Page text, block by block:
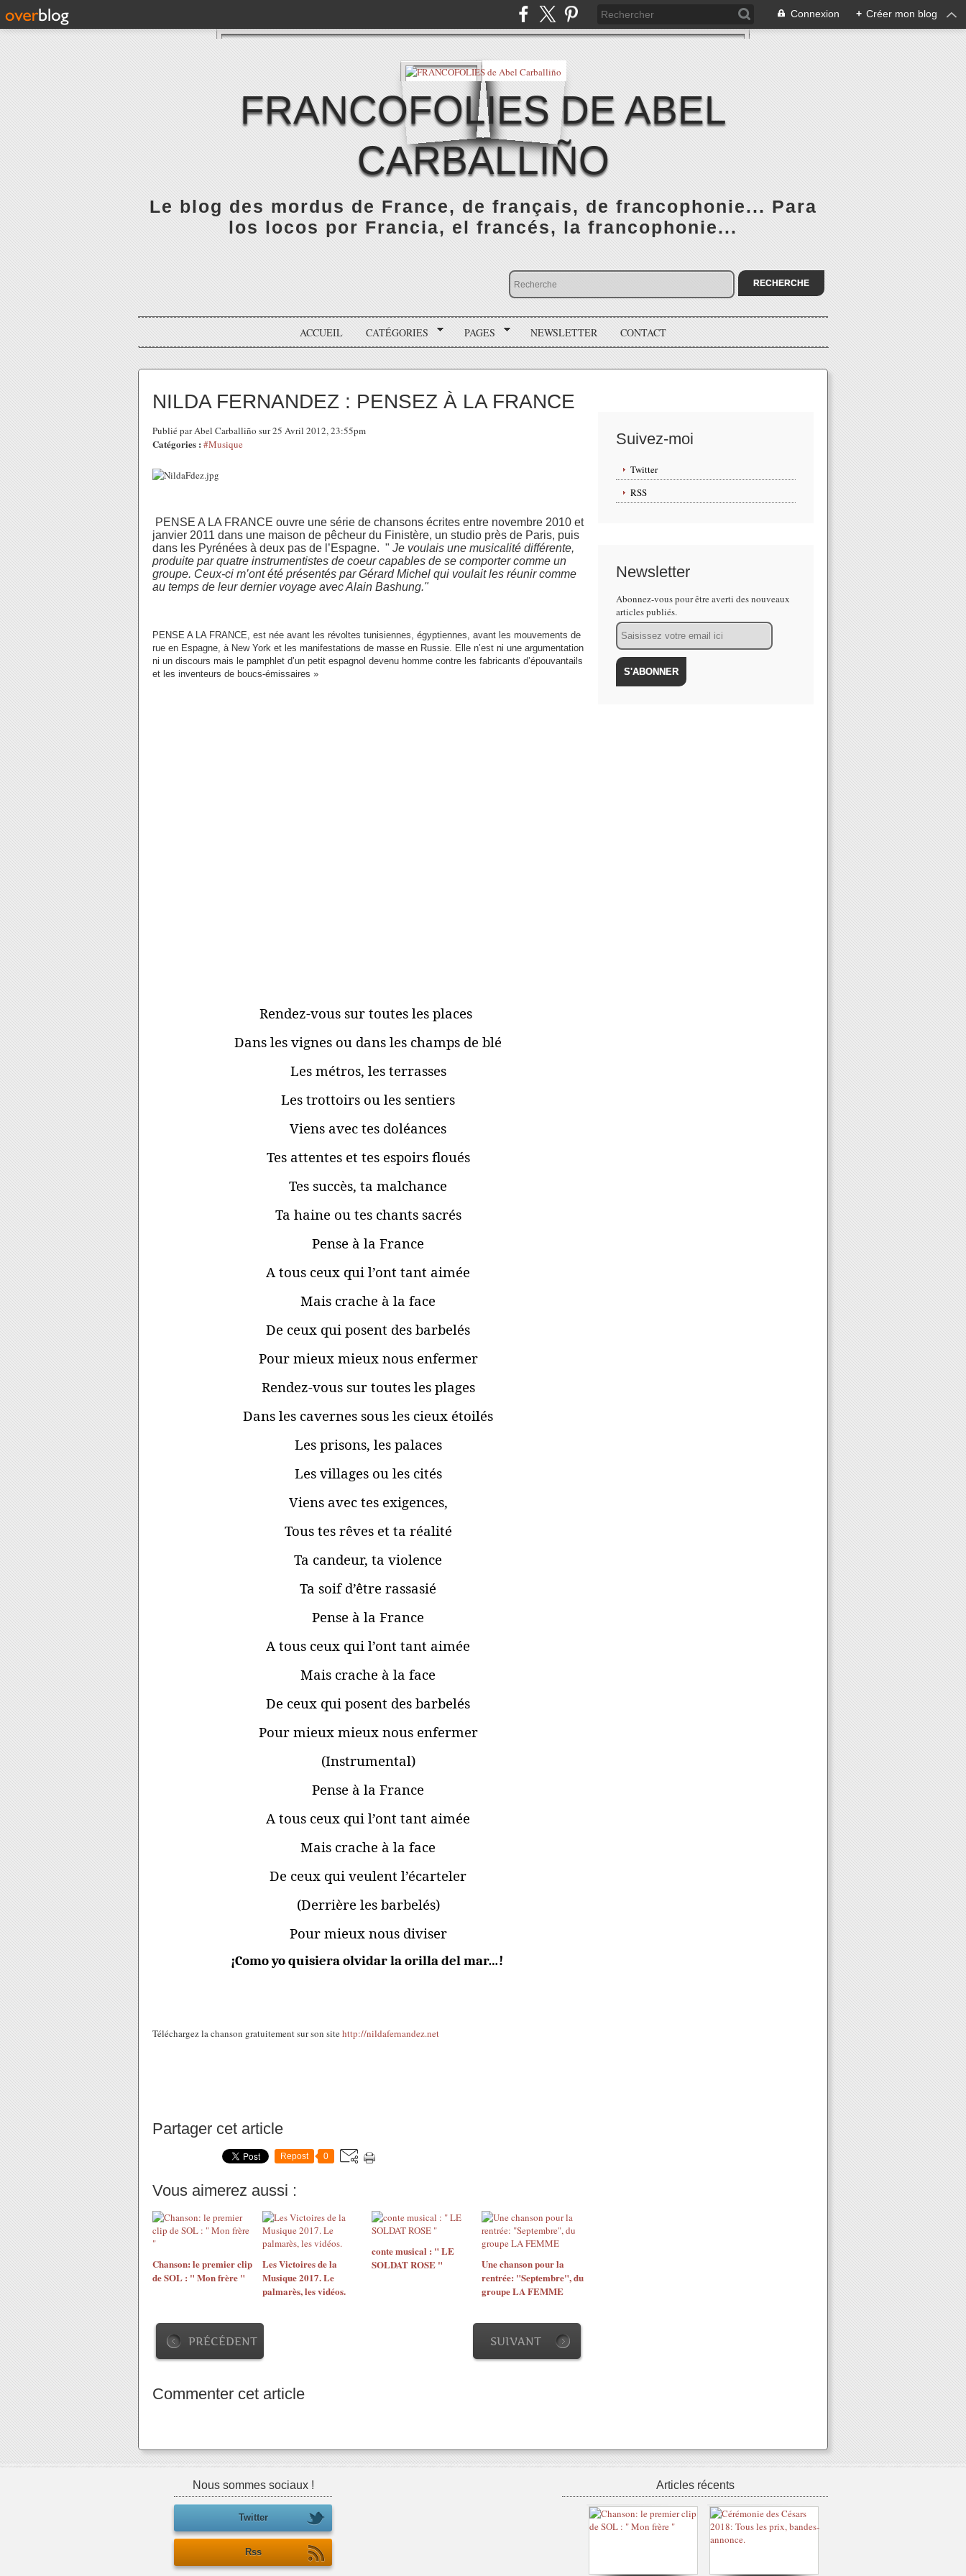
Connexion + Créer mon blog
FRANCOFOLIES DE ABEL
CARBALLIÑO
Le blog des mordus de France, de français, de francophonie... Para
los locos por Francia, el francés, la francophonie...
ACCUEIL CATÉGORIES PAGES NEWSLETTER CONTACT
NILDA FERNANDEZ : PENSEZ À LA FRANCE
Publié par Abel Carballiño sur 25 Avril 2012, 23:55pm
Catégories : #Musique
PENSE A LA FRANCE ouvre une série de chansons écrites entre novembre 2010 et
janvier 2011 dans une maison de pêcheur du Finistère, un studio près de Paris, puis
dans les Pyrénées à deux pas de l’Espagne. " Je voulais une musicalité différente,
produite par quatre instrumentistes de coeur capables de se comporter comme un
groupe. Ceux-ci m’ont été présentés par Gérard Michel qui voulait les réunir comme
au temps de leur dernier voyage avec Alain Bashung."
PENSE A LA FRANCE, est née avant les révoltes tunisiennes, égyptiennes, avant les mouvements de
rue en Espagne, à New York et les manifestations de masse en Russie. Elle n’est ni une argumentation
ni un discours mais le pamphlet d’un petit espagnol devenu homme contre les fabricants d’épouvantails
et les inventeurs de boucs-émissaires »
Rendez-vous sur toutes les places
Dans les vignes ou dans les champs de blé
Les métros, les terrasses
Les trottoirs ou les sentiers
Viens avec tes doléances
Tes attentes et tes espoirs floués
Tes succès, ta malchance
Ta haine ou tes chants sacrés
Pense à la France
A tous ceux qui l’ont tant aimée
Mais crache à la face
De ceux qui posent des barbelés
Pour mieux mieux nous enfermer
Rendez-vous sur toutes les plages
Dans les cavernes sous les cieux étoilés
Les prisons, les palaces
Les villages ou les cités
Viens avec tes exigences,
Tous tes rêves et ta réalité
Ta candeur, ta violence
Ta soif d’être rassasié
Pense à la France
A tous ceux qui l’ont tant aimée
Mais crache à la face
De ceux qui posent des barbelés
Pour mieux mieux nous enfermer
(Instrumental)
Pense à la France
A tous ceux qui l’ont tant aimée
Mais crache à la face
De ceux qui veulent l’écarteler
(Derrière les barbelés)
Pour mieux nous diviser
¡Como yo quisiera olvidar la orilla del mar…!
Téléchargez la chanson gratuitement sur son sitehttp://nildafernandez.net
Partager cet article
Repost 0
Vous aimerez aussi :
Chanson: le premier clip
de SOL : " Mon frère "
Les Victoires de la
Musique 2017. Le
palmarès, les vidéos.
conte musical : " LE
SOLDAT ROSE "
Une chanson pour la
rentrée: "Septembre", du
groupe LA FEMME
PRÉCÉDENT SUIVANT
Commenter cet article
Suivez-moi
Twitter
RSS
Newsletter
Abonnez-vous pour être averti des nouveaux
articles publiés.
Email
Nous sommes sociaux !
Twitter
Rss
Articles récents